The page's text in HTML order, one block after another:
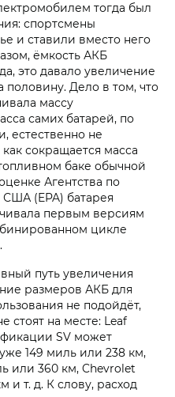
тогда был
спортсмены
и ставили вместо него
ёмкость АКБ
это давало увеличение
половину. Дело в том, что
массу
самих батарей, по
естественно не
сокращается масса
баке обычной
Агентства по
(EPA) батарея
первым версиям
цикле
путь увеличения
размеров АКБ для
не подойдёт,
стоят на месте: Leaf
SV может
149 миль или 238 км,
или 360 км, Chevrolet
и т. д. К слову, расход